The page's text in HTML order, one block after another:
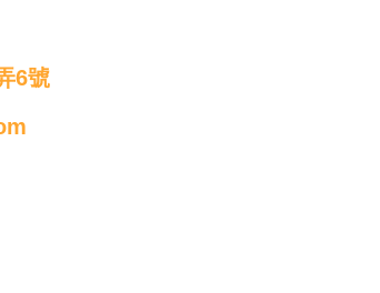
6號